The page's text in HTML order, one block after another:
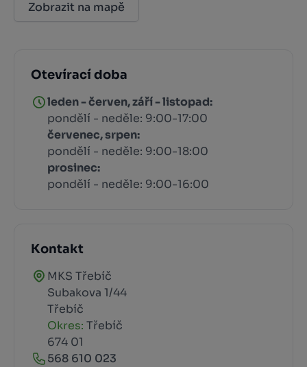
Zobrazit na mapě
Otevírací doba
leden - červen, září - listopad:
pondělí - neděle: 9:00-17:00
červenec, srpen:
pondělí - neděle: 9:00-18:00
prosinec:
pondělí - neděle: 9:00-16:00
Kontakt
MKS Třebíč
Subakova 1/44
Třebíč
Okres: Třebíč
674 01
568 610 023